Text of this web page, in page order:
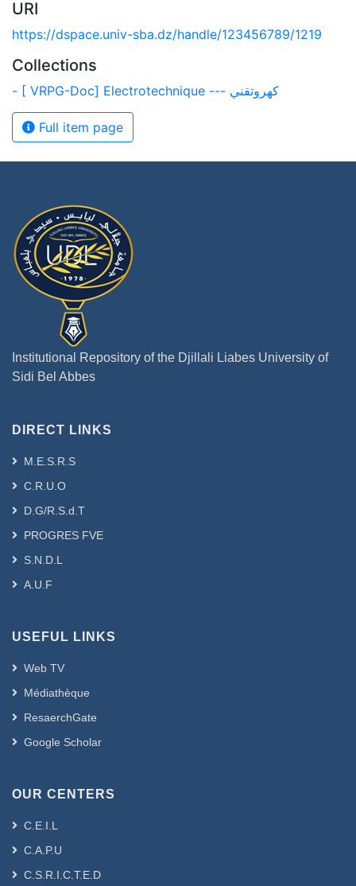
URI
https://dspace.univ-sba.dz/handle/123456789/1219
Collections
- [ VRPG-Doc] Electrotechnique --- كهروتقني
Full item page
Institutional Repository of the Djillali Liabes University of
Sidi Bel Abbes
DIRECT LINKS
M.E.S.R.S
C.R.U.O
D.G/R.S.d.T
PROGRES FVE
S.N.D.L
A.U.F
USEFUL LINKS
Web TV
Médiathèque
ResaerchGate
Google Scholar
OUR CENTERS
C.E.I.L
C.A.P.U
C.S.R.I.C.T.E.D